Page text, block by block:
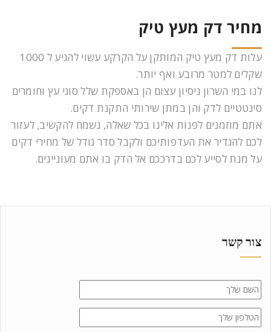
מחיר דק מעץ טיק
עלות דק מעץ טיק המותקן על הקרקע עשוי להגיע ל 1000
שקלים למטר מרובע ואף יותר.
לנו במי השרון ניסיון עצום הן באספקת שלל סוגי עץ וחומרים
סינטטיים לדק והן במתן שירותי התקנת דקים.
אתם מוזמנים לפנות אלינו בכל שאלה, נשמח להקשיב, לעזור
לכם להגדיר את העדפותיכם ולקבל סדר גודל של מחירי דקים
על מנת לסייע לכם בדרככם אל הדק בו אתם מעוניינים.
צור קשר